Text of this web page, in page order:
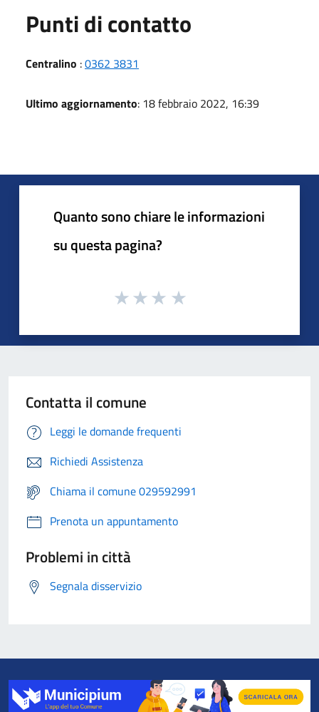
Punti di contatto
Centralino :0362 3831
Ultimo aggiornamento: 18 febbraio 2022, 16:39
Quanto sono chiare le informazioni
su questa pagina?
Contatta il comune
Leggi le domande frequenti
Richiedi Assistenza
Chiama il comune 029592991
Prenota un appuntamento
Problemi in città
Segnala disservizio